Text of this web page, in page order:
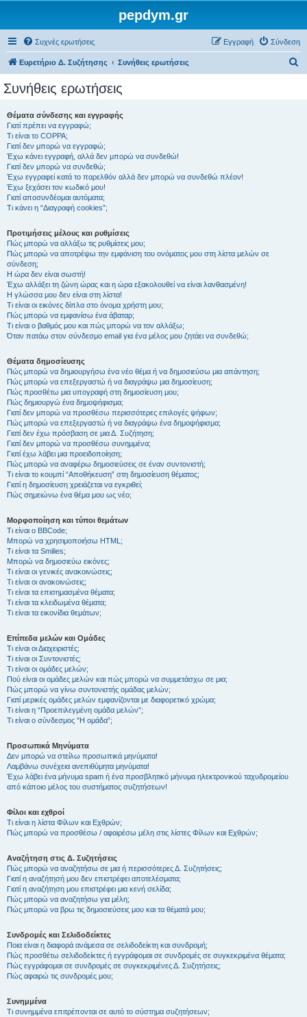
pepdym.gr
Συχνές ερωτήσεις Σύνδεση
Εγγραφή
Ευρετήριο Δ. Συζήτησης Συνήθεις ερωτήσεις
Συνήθεις ερωτήσεις
Θέματα σύνδεσης και εγγραφής
Γιατί πρέπει να εγγραφώ;
Τι είναι το COPPA;
Γιατί δεν μπορώ να εγγραφώ;
Έχω κάνει εγγραφή, αλλά δεν μπορώ να συνδεθώ!
Γιατί δεν μπορώ να συνδεθώ;
Έχω εγγραφεί κατά το παρελθόν αλλά δεν μπορώ να συνδεθώ πλέον!
Έχω ξεχάσει τον κωδικό μου!
Γιατί αποσυνδέομαι αυτόματα;
Τι κάνει η “Διαγραφή cookies”;
Προτιμήσεις μέλους και ρυθμίσεις
Πώς μπορώ να αλλάξω τις ρυθμίσεις μου;
Πώς μπορώ να αποτρέψω την εμφάνιση του ονόματος μου στη λίστα μελών σε
σύνδεση;
Η ώρα δεν είναι σωστή!
Έχω αλλάξει τη ζώνη ώρας και η ώρα εξακολουθεί να είναι λανθασμένη!
Η γλώσσα μου δεν είναι στη λίστα!
Τι είναι οι εικόνες δίπλα στο όνομα χρήστη μου;
Πώς μπορώ να εμφανίσω ένα άβαταρ;
Τι είναι ο βαθμός μου και πώς μπορώ να τον αλλάξω;
Όταν πατάω στον σύνδεσμο email για ένα μέλος μου ζητάει να συνδεθώ;
Θέματα δημοσίευσης
Πώς μπορώ να δημιουργήσω ένα νέο θέμα ή να δημοσιεύσω μια απάντηση;
Πώς μπορώ να επεξεργαστώ ή να διαγράψω μια δημοσίευση;
Πώς προσθέτω μια υπογραφή στη δημοσίευση μου;
Πώς δημιουργώ ένα δημοψήφισμα;
Γιατί δεν μπορώ να προσθέσω περισσότερες επιλογές ψήφων;
Πώς μπορώ να επεξεργαστώ ή να διαγράψω ένα δημοψήφισμα;
Γιατί δεν έχω πρόσβαση σε μια Δ. Συζήτηση;
Γιατί δεν μπορώ να προσθέσω συνημμένα;
Γιατί έχω λάβει μια προειδοποίηση;
Πώς μπορώ να αναφέρω δημοσιεύσεις σε έναν συντονιστή;
Τι είναι το κουμπί “Αποθήκευση” στη δημοσίευση θέματος;
Γιατί η δημοσίευση χρειάζεται να εγκριθεί;
Πώς σημειώνω ένα θέμα μου ως νέο;
Μορφοποίηση και τύποι θεμάτων
Τι είναι ο BBCode;
Μπορώ να χρησιμοποιήσω HTML;
Τι είναι τα Smilies;
Μπορώ να δημοσιεύω εικόνες;
Τι είναι οι γενικές ανακοινώσεις;
Τι είναι οι ανακοινώσεις;
Τι είναι τα επισημασμένα θέματα;
Τι είναι τα κλειδωμένα θέματα;
Τι είναι τα εικονίδια θεμάτων;
Επίπεδα μελών και Ομάδες
Τι είναι οι Διαχειριστές;
Τι είναι οι Συντονιστές;
Τι είναι οι ομάδες μελών;
Πού είναι οι ομάδες μελών και πώς μπορώ να συμμετάσχω σε μια;
Πώς μπορώ να γίνω συντονιστής ομάδας μελών;
Γιατί μερικές ομάδες μελών εμφανίζονται με διαφορετικό χρώμα;
Τι είναι η “Προεπιλεγμένη ομάδα μελών”;
Τι είναι ο σύνδεσμος "Η ομάδα”;
Προσωπικά Μηνύματα
Δεν μπορώ να στείλω προσωπικά μηνύματα!
Λαμβάνω συνέχεια ανεπιθύμητα μηνύματα!
Έχω λάβει ένα μήνυμα spam ή ένα προσβλητικό μήνυμα ηλεκτρονικού ταχυδρομείου
από κάποιο μέλος του συστήματος συζητήσεων!
Φίλοι και εχθροί
Τι είναι η λίστα Φίλων και Εχθρών;
Πώς μπορώ να προσθέσω / αφαιρέσω μέλη στις λίστες Φίλων και Εχθρών;
Αναζήτηση στις Δ. Συζητήσεις
Πώς μπορώ να αναζητήσω σε μια ή περισσότερες Δ. Συζητήσεις;
Γιατί η αναζήτησή μου δεν επιστρέφει αποτελέσματα;
Γιατί η αναζήτηση μου επιστρέφει μια κενή σελίδα;
Πώς μπορώ να αναζητήσω για μέλη;
Πώς μπορώ να βρω τις δημοσιεύσεις μου και τα θέματά μου;
Συνδρομές και Σελιδοδείκτες
Ποια είναι η διαφορά ανάμεσα σε σελιδοδείκτη και συνδρομή;
Πώς προσθέτω σελιδοδείκτες ή εγγράφομαι σε συνδρομές σε συγκεκριμένα θέματα;
Πώς εγγράφομαι σε συνδρομές σε συγκεκριμένες Δ. Συζητήσεις;
Πώς αφαιρώ τις συνδρομές μου;
Συνημμένα
Τι συνημμένα επιτρέπονται σε αυτό το σύστημα συζητήσεων;